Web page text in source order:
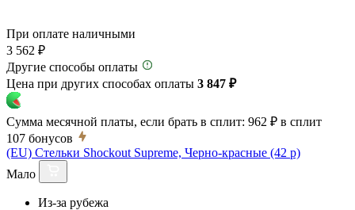
При оплате наличными
3 562 ₽
Другие способы оплаты
Цена при других способах оплаты 3 847 ₽
Сумма месячной платы, если брать в сплит: 962 ₽ в сплит
107 бонусов
(EU) Стельки Shockout Supreme, Черно-красные (42 р)
Мало
Из-за рубежа